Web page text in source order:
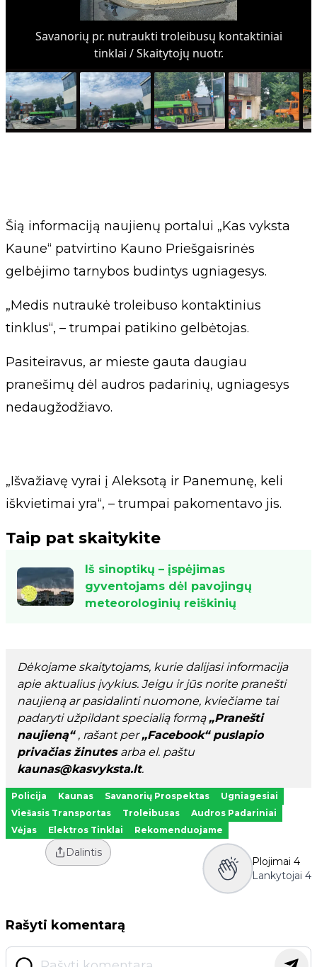
Savanorių pr. nutraukti troleibusų kontaktiniai
tinklai / Skaitytojų nuotr.
Šią informaciją naujienų portalui „Kas vyksta
Kaune“ patvirtino Kauno Priešgaisrinės
gelbėjimo tarnybos budintys ugniagesys.
„Medis nutraukė troleibuso kontaktinius
tinklus“, – trumpai patikino gelbėtojas.
Pasiteiravus, ar mieste gauta daugiau
pranešimų dėl audros padarinių, ugniagesys
nedaugžodžiavo.
„Išvažiavę vyrai į Aleksotą ir Panemunę, keli
iškvietimai yra“, – trumpai pakomentavo jis.
Taip pat skaitykite
Iš sinoptikų – įspėjimas
gyventojams dėl pavojingų
meteorologinių reiškinių
Dėkojame skaitytojams, kurie dalijasi informacija
apie aktualius įvykius. Jeigu ir jūs norite pranešti
naujieną ar pasidalinti nuomone, kviečiame tai
padaryti užpildant specialią formą „Pranešti
naujieną“ , rašant per„Facebook“ puslapio
privačias žinutes arba el. paštu
kaunas@kasvyksta.lt.
Policija Kaunas Savanorių Prospektas
Ugniagesiai
Viešasis Transportas
Troleibusas
Audros Padariniai
Vėjas
Elektros Tinklai Rekomenduojame
Dalintis
Plojimai 4
Lankytojai 4
Rašyti komentarą